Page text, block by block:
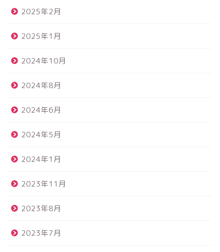
2025年2月
2025年1月
2024年10月
2024年8月
2024年6月
2024年5月
2024年1月
2023年11月
2023年8月
2023年7月